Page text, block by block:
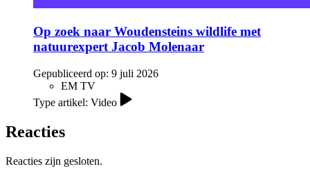
Op zoek naar Woudensteins wildlife met
natuurexpert Jacob Molenaar
Gepubliceerd op: 9 juli 2026
EM TV
Type artikel: Video
Reacties
Reacties zijn gesloten.